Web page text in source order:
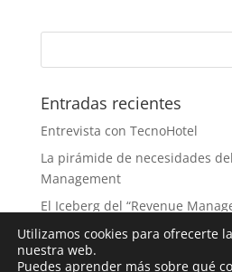
Entradas recientes
Entrevista con TecnoHotel
La pirámide de necesidades
Management
El Iceberg del “Revenue
¿Mito o Realidad?, 8 prácticas
Entrevista: El futuro de la IA en
Utilizamos cookies para ofrecerte
nuestra web.
Puedes aprender más sobre qué